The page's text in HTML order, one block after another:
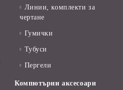
Линии, комплекти за
чертане
Гумички
Тубуси
Пергели
Компютърни аксесоари